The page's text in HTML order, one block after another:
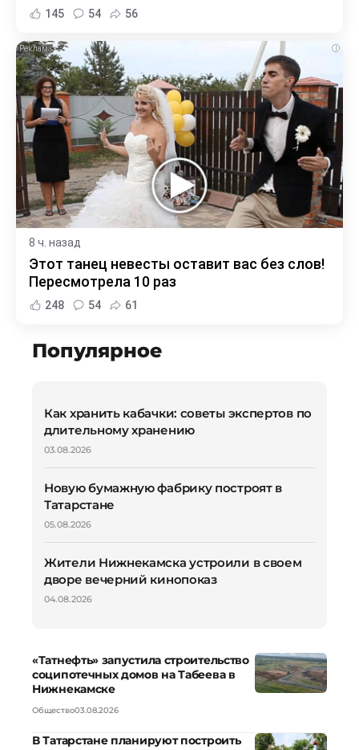
145 54 56
i
8 ч. назад
Этот танец невесты оставит вас без слов!
Пересмотрела 10 раз
248 54 61
Популярное
Как хранить кабачки: советы экспертов по
длительному хранению
03.08.2026
Новую бумажную фабрику построят в
Татарстане
05.08.2026
Жители Нижнекамска устроили в своем
дворе вечерний кинопоказ
04.08.2026
«Татнефть» запустила строительство
соципотечных домов на Табеева в
Нижнекамске
Общество03.08.2026
В Татарстане планируют построить